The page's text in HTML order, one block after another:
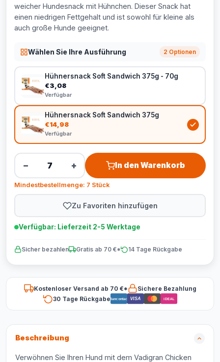
weicher Hundesnack mit Hühnchen. Dieser Snack hat
einen niedrigen Fettgehalt und ist sowohl für kleine als
auch große Hunde geeignet.
Wählen Sie Ihre Ausführung 2 Optionen
Hühnersnack Soft Sandwich 375g - 70g
€3,08
Verfügbar
Hühnersnack Soft Sandwich 375g
€14,98
Verfügbar
− + In den Warenkorb
Mindestbestellmenge: 7 Stück
Zu Favoriten hinzufügen
Verfügbar: Lieferzeit 2-5 Werktage
Sicher bezahlen Gratis ab 70 €* 14 Tage Rückgabe
Kostenloser Versand ab 70 €*
Sichere Bezahlung
30 Tage RückgabeBancontact VISA iDEAL
Beschreibung
Verwöhnen Sie Ihren Hund mit dem Vadigran Chicken